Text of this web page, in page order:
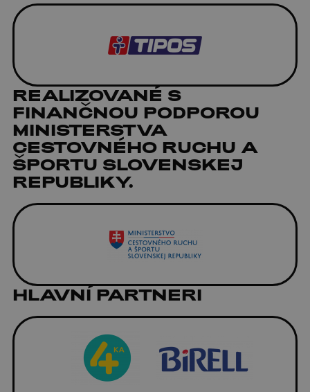
REALIZOVANÉ S
FINANČNOU PODPOROU
MINISTERSTVA
CESTOVNÉHO RUCHU A
ŠPORTU SLOVENSKEJ
REPUBLIKY.
HLAVNÍ PARTNERI